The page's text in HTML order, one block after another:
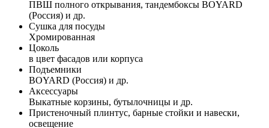
ПВШ полного открывания, тандембоксы BOYARD
(Россия) и др.
Сушка для посуды
Хромированная
Цоколь
в цвет фасадов или корпуса
Подъемники
BOYARD (Россия) и др.
Аксессуары
Выкатные корзины, бутылочницы и др.
Пристеночный плинтус, барные стойки и навески,
освещение